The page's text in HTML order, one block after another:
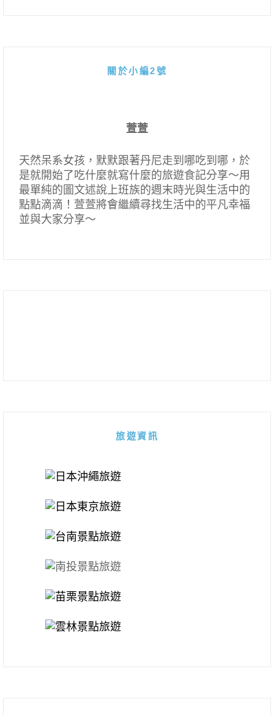
關於小編2號
萱萱
天然呆系女孩，默默跟著丹尼走到哪吃到哪，於
是就開始了吃什麼就寫什麼的旅遊食記分享～用
最單純的圖文述說上班族的週末時光與生活中的
點點滴滴！萱萱將會繼續尋找生活中的平凡幸福
並與大家分享～
旅遊資訊